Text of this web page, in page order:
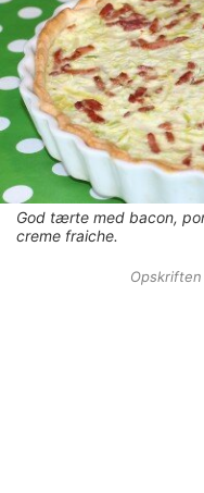
God tærte med bacon,
creme fraiche.